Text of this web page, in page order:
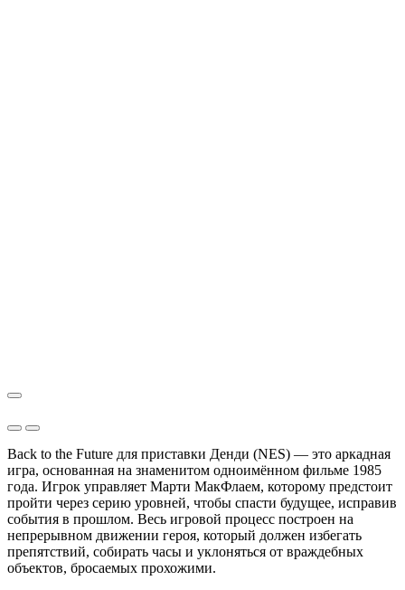
Back to the Future для приставки Денди (NES) — это аркадная
игра, основанная на знаменитом одноимённом фильме 1985
года. Игрок управляет Марти МакФлаем, которому предстоит
пройти через серию уровней, чтобы спасти будущее, исправив
события в прошлом. Весь игровой процесс построен на
непрерывном движении героя, который должен избегать
препятствий, собирать часы и уклоняться от враждебных
объектов, бросаемых прохожими.